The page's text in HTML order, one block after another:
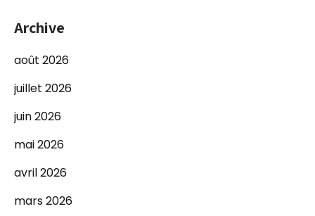
Archive
août 2026
juillet 2026
juin 2026
mai 2026
avril 2026
mars 2026